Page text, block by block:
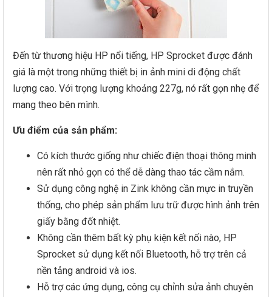
Đến từ thương hiệu HP nổi tiếng, HP Sprocket được đánh
giá là một trong những thiết bị in ảnh mini di động chất
lượng cao. Với trọng lượng khoảng 227g, nó rất gọn nhẹ để
mang theo bên mình.
Ưu điểm của sản phẩm:
Có kích thước giống như chiếc điện thoại thông minh
nên rất nhỏ gọn có thể dễ dàng thao tác cầm nắm.
Sử dụng công nghệ in Zink không cần mực in truyền
thống, cho phép sản phẩm lưu trữ được hình ảnh trên
giấy bằng đốt nhiệt.
Không cần thêm bất kỳ phụ kiện kết nối nào, HP
Sprocket sử dụng kết nối Bluetooth, hỗ trợ trên cả
nền tảng android và ios.
Hỗ trợ các ứng dụng, công cụ chỉnh sửa ảnh chuyên